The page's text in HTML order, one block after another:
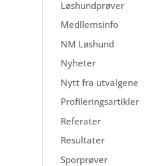
Løshundprøver
Medllemsinfo
NM Løshund
Nyheter
Nytt fra utvalgene
Profileringsartikler
Referater
Resultater
Sporprøver